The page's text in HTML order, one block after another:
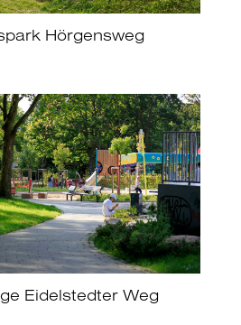
Hörgensweg
Eidelstedter Weg